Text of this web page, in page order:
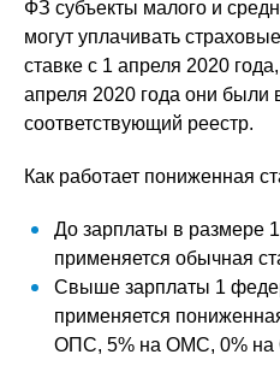
ФЗ субъекты малого и
могут уплачивать
ставке с 1 апреля 2020
апреля 2020 года они были
соответствующий реестр.
Как работает пониженная
До зарплаты в размере
применяется обычная
Свыше зарплаты 1
применяется
ОПС, 5% на ОМС, 0%